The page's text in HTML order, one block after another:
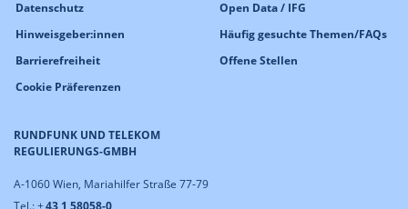
RUNDFUNK UND TELEKOM
REGULIERUNGS-GMBH
A-1060 Wien, Mariahilfer Straße 77-79
Tel.: +43 1 58058-0
Datenschutz
Hinweisgeber:innen
Barrierefreiheit
Cookie Präferenzen
Open Data / IFG
Häufig gesuchte Themen/FAQs
Offene Stellen